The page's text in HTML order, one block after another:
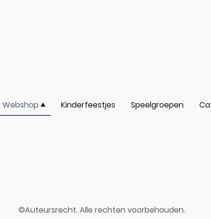
Webshop Kinderfeestjes Speelgroepen
©Auteursrecht. Alle rechten voorbehouden.